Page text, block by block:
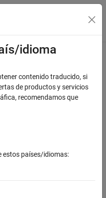
de navegación
this information?
idioma
contenido traducido, si
de productos y servicios
recomendamos que
estos países/idiomas: